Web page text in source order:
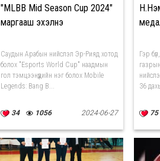
"MLBB Mid Season Cup 2024"
маргааш эхэлнэ
Саудын Арабын нийслэл Эр-Рияд хотод
болох "Esports World Cup" наадмын
гол тэмцээнүүдийн нэг болох Mobile
Legends: Bang B...
34 1056 2024-06-27
Гэр
36
75